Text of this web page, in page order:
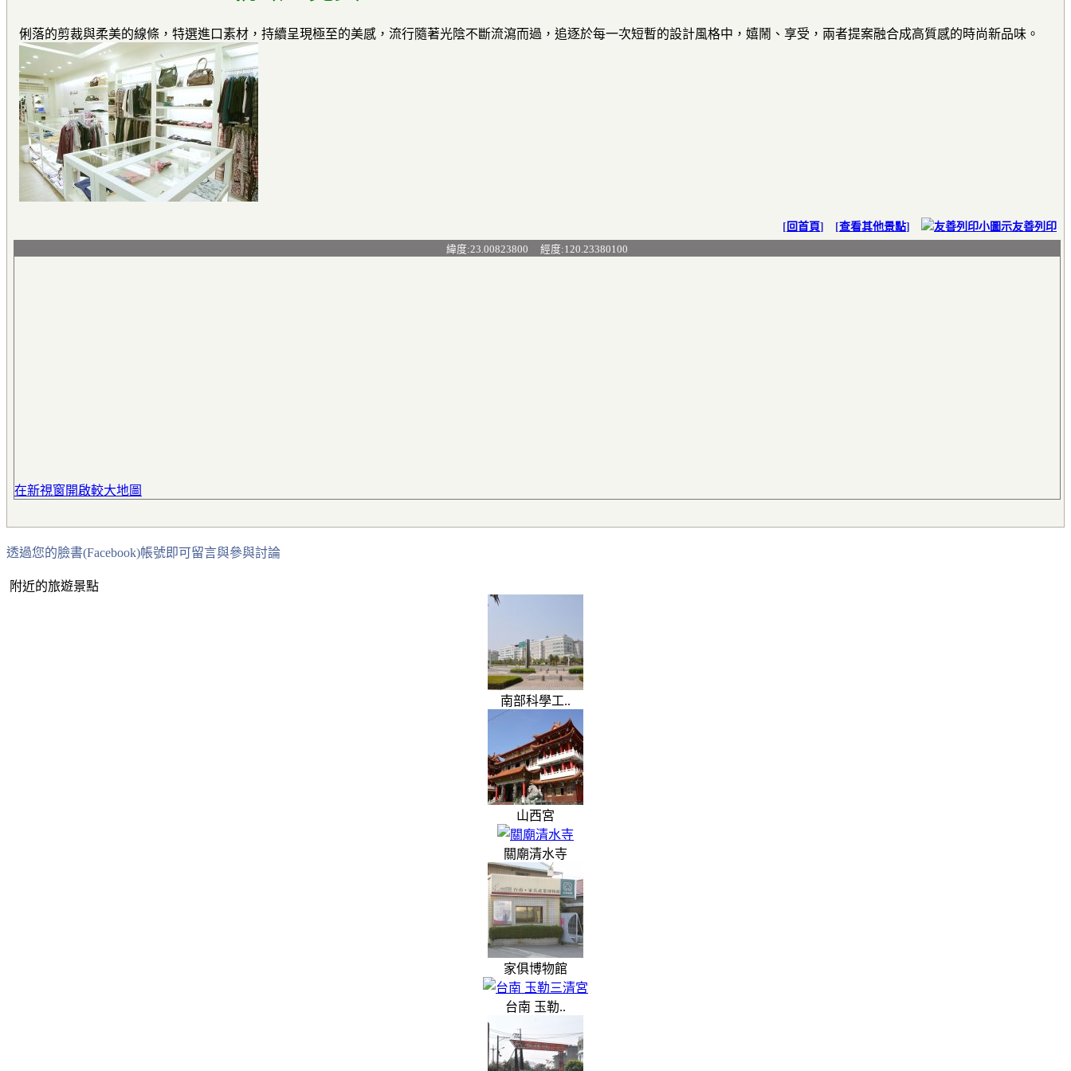
俐落的剪裁與柔美的線條，特選進口素材，持續呈現極至的美感，流行隨著光陰不斷流瀉而過，追逐於每一次短暫的設計風格中，嬉鬧、享受，兩者提案融合成高質感的時尚新品味。
[ 回首頁] [查看其他景點] 友善列印
緯度:23.00823800 經度:120.23380100
在新視窗開啟較大地圖
透過您的臉書(Facebook)帳號即可留言與參與討論
附近的旅遊景點
南部科學工..
山西宮
關廟清水寺
家俱博物館
台南 玉勒..